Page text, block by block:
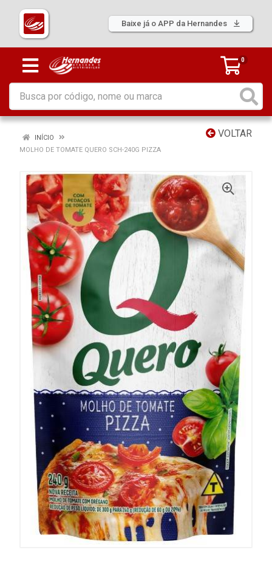
Baixe já o APP da Hernandes
0
VOLTAR
INÍCIO
MOLHO DE TOMATE QUERO SCH-240G PIZZA